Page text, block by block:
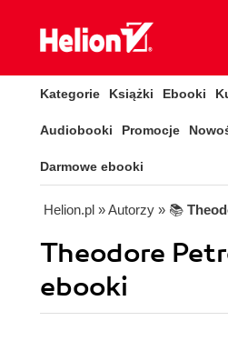
Kategorie Książki Ebooki
Audiobooki Promocje
Darmowe ebooki
Helion.pl » Autorzy » 📚
Theodore
ebooki